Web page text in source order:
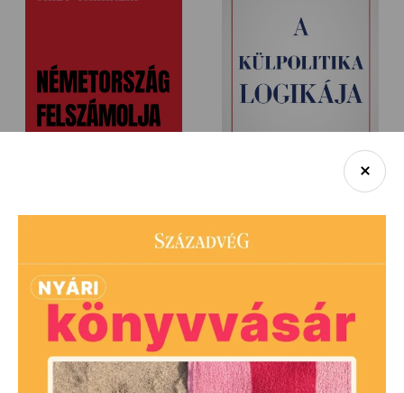
A külpolitika logikája – E-book
5 290Ft